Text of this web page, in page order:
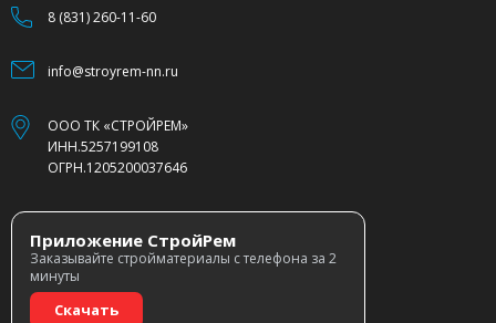
8 (831) 260-11-60
info@stroyrem-nn.ru
ООО ТК «СТРОЙРЕМ»
ИНН.5257199108
ОГРН.1205200037646
Приложение СтройРем
Заказывайте стройматериалы с телефона за 2
минуты
Скачать